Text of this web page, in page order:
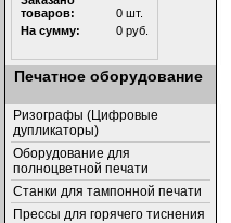
Печатное оборудование
Ризографы (Цифровые
дупликаторы)
Оборудование для
полноцветной печати
Станки для тампонной печати
Прессы для горячего тиснения